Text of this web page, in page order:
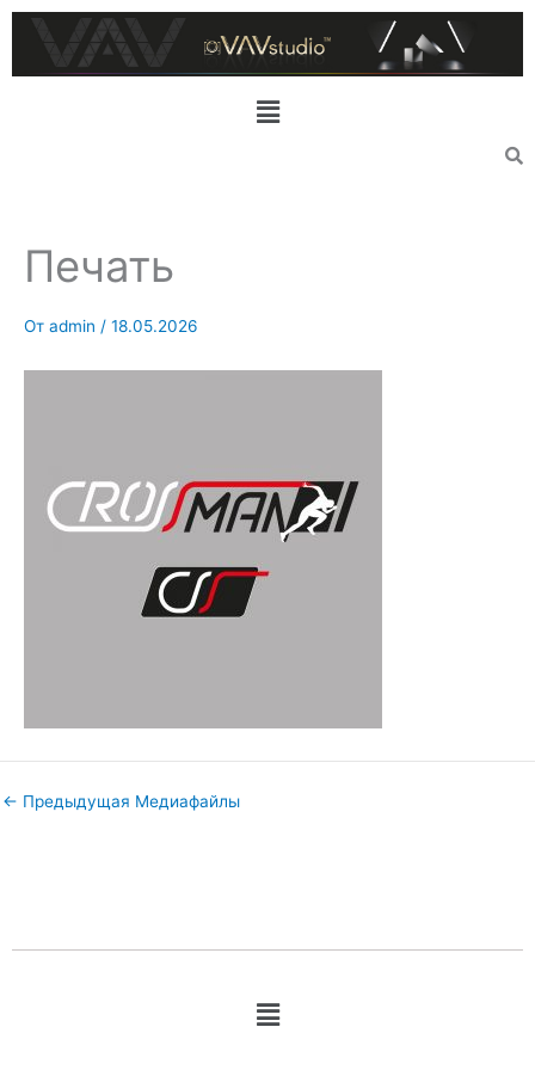
Перейти
содержимому
Меню
Печать
От admin / 18.05.2026
← Предыдущая Медиафайлы
Меню